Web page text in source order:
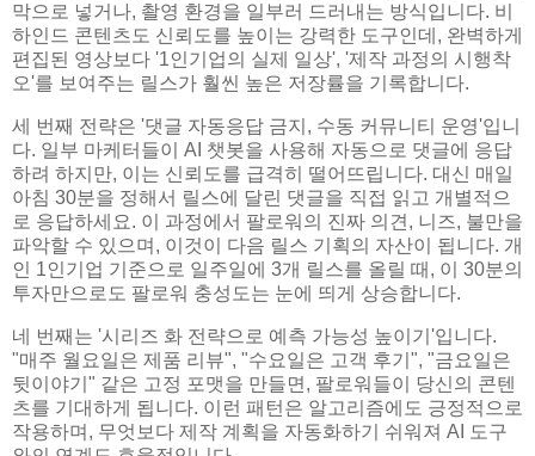
막으로 넣거나, 촬영 환경을 일부러 드러내는 방식입니다. 비
하인드 콘텐츠도 신뢰도를 높이는 강력한 도구인데, 완벽하게
편집된 영상보다 '1인기업의 실제 일상', '제작 과정의 시행착
오'를 보여주는 릴스가 훨씬 높은 저장률을 기록합니다.
세 번째 전략은 '댓글 자동응답 금지, 수동 커뮤니티 운영'입니
다. 일부 마케터들이 AI 챗봇을 사용해 자동으로 댓글에 응답
하려 하지만, 이는 신뢰도를 급격히 떨어뜨립니다. 대신 매일
아침 30분을 정해서 릴스에 달린 댓글을 직접 읽고 개별적으
로 응답하세요. 이 과정에서 팔로워의 진짜 의견, 니즈, 불만을
파악할 수 있으며, 이것이 다음 릴스 기획의 자산이 됩니다. 개
인 1인기업 기준으로 일주일에 3개 릴스를 올릴 때, 이 30분의
투자만으로도 팔로워 충성도는 눈에 띄게 상승합니다.
네 번째는 '시리즈 화 전략으로 예측 가능성 높이기'입니다.
"매주 월요일은 제품 리뷰", "수요일은 고객 후기", "금요일은
뒷이야기" 같은 고정 포맷을 만들면, 팔로워들이 당신의 콘텐
츠를 기대하게 됩니다. 이런 패턴은 알고리즘에도 긍정적으로
작용하며, 무엇보다 제작 계획을 자동화하기 쉬워져 AI 도구